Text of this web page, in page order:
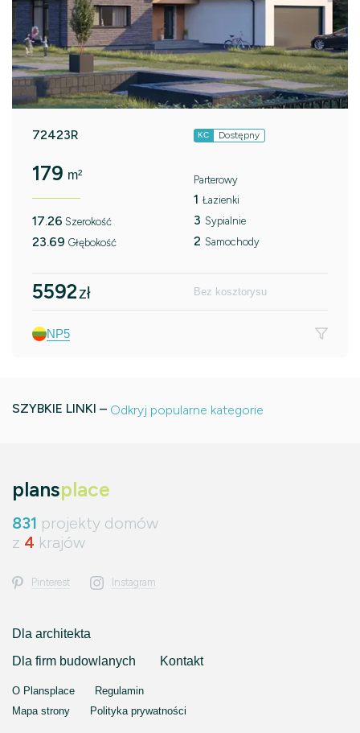
72423R KC Dostępny
179 m²
17.26 Szerokość
23.69 Głębokość
Parterowy
1 Łazienki
3 Sypialnie
2 Samochody
5592zł Bez kosztorysu
NP5
SZYBKIE LINKI – Odkryj popularne kategorie
plansplace
831 projekty domów
z 4 krajów
Pinterest Instagram
Dla architekta
Dla firm budowlanych
Kontakt
O Plansplace
Regulamin
Mapa strony
Polityka prywatności